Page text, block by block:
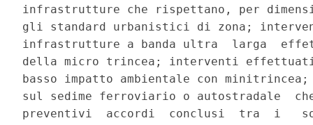
infrastrutture che rispettano, per
gli standard urbanistici di zona;
infrastrutture a banda ultra  larga
della micro trincea; interventi
basso impatto ambientale con
sul sedime ferroviario o autostradale
preventivi  accordi  conclusi  tra  i